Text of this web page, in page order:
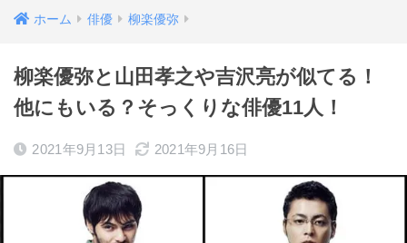
ホーム 俳優 柳楽優弥
柳楽優弥と山田孝之や吉沢亮が似てる！
他にもいる？そっくりな俳優11人！
2021年9月13日 2021年9月16日